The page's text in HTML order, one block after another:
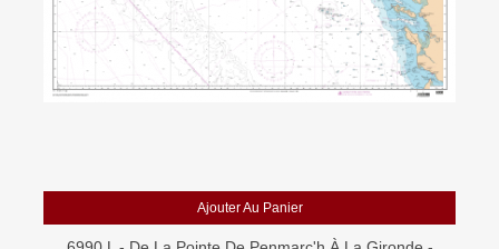
Ajouter Au Panier